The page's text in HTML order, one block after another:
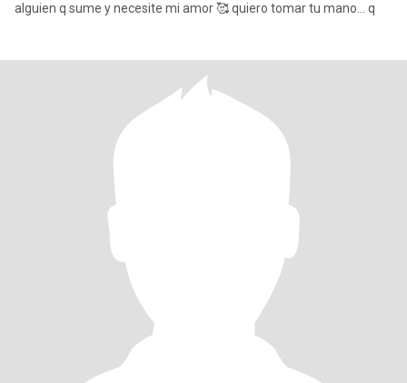
alguien q sume y necesite mi amor 🥰 quiero tomar tu mano… q